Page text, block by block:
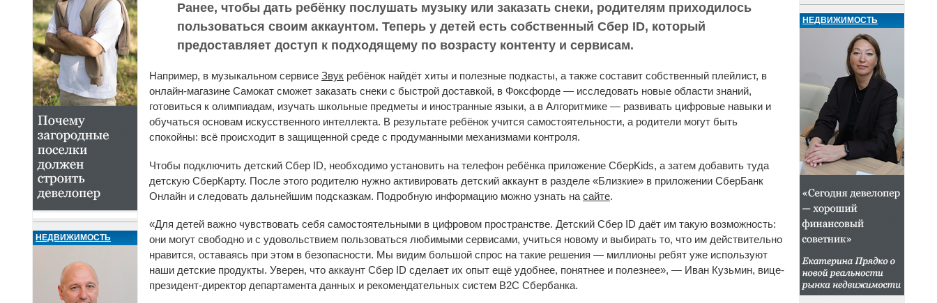
НЕДВИЖИМОСТЬ
Ранее, чтобы дать ребёнку послушать музыку или заказать снеки, родителям приходилось
пользоваться своим аккаунтом. Теперь у детей есть собственный Сбер ID, который
предоставляет доступ к подходящему по возрасту контенту и сервисам.
Например, в музыкальном сервисе Звук ребёнок найдёт хиты и полезные подкасты, а также составит собственный плейлист, в
онлайн-магазине Самокат сможет заказать снеки с быстрой доставкой, в Фоксфорде — исследовать новые области знаний,
готовиться к олимпиадам, изучать школьные предметы и иностранные языки, а в Алгоритмике — развивать цифровые навыки и
обучаться основам искусственного интеллекта. В результате ребёнок учится самостоятельности, а родители могут быть
спокойны: всё происходит в защищенной среде с продуманными механизмами контроля.
Чтобы подключить детский Сбер ID, необходимо установить на телефон ребёнка приложение СберKids, а затем добавить туда
детскую СберКарту. После этого родителю нужно активировать детский аккаунт в разделе «Близкие» в приложении СберБанк
Онлайн и следовать дальнейшим подсказкам. Подробную информацию можно узнать на сайте.
«Для детей важно чувствовать себя самостоятельными в цифровом пространстве. Детский Сбер ID даёт им такую возможность:
они могут свободно и с удовольствием пользоваться любимыми сервисами, учиться новому и выбирать то, что им действительно
нравится, оставаясь при этом в безопасности. Мы видим большой спрос на такие решения — миллионы ребят уже используют
наши детские продукты. Уверен, что аккаунт Сбер ID сделает их опыт ещё удобнее, понятнее и полезнее», — Иван Кузьмин, вице-
президент-директор департамента данных и рекомендательных систем B2C Сбербанка.
НЕДВИЖИМОСТЬ